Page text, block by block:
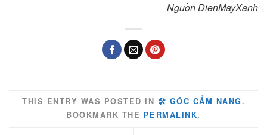
Nguồn DienMayXanh
THIS ENTRY WAS POSTED IN 🛠️ GÓC CẨM NANG .
BOOKMARK THE PERMALINK.